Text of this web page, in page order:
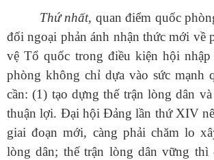
Thứ nhất, quan điểm quốc
đối ngoại phản ánh nhận thức mới về
vệ Tổ quốc trong điều kiện hội nhập
phòng không chỉ dựa vào sức mạnh
cần: (1) tạo dựng thế trận lòng dân
thuận lợi. Đại hội Đảng lần thứ XIV
giai đoạn mới, càng phải chăm lo
lòng dân; thế trận lòng dân vững thì